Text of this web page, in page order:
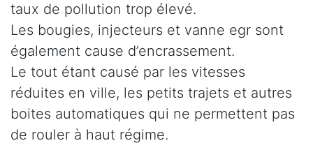
taux de pollution trop élevé.
Les bougies, injecteurs et vanne egr sont
également cause d’encrassement.
Le tout étant causé par les vitesses
réduites en ville, les petits trajets et autres
boites automatiques qui ne permettent pas
de rouler à haut régime.